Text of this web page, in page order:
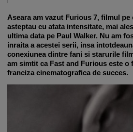
Aseara am vazut Furious 7, filmul pe
asteptau cu atata intensitate, mai
ultima data pe Paul Walker. Nu am
inraita a acestei serii, insa
conexiunea dintre fani si starurile
am simtit ca Fast and Furious este o
franciza cinematografica de succes.